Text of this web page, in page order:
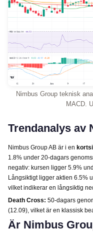
Nimbus Group teknisk
MACD.
Trendanalys av
Nimbus Group AB är i en
1.8% under 20-dagars
negativ: kursen ligger 5.9%
Långsiktigt ligger aktien 6.5%
vilket indikerar en långsiktig
Death Cross: 50-dagars
(12.09), vilket är en klassisk
Är Nimbus